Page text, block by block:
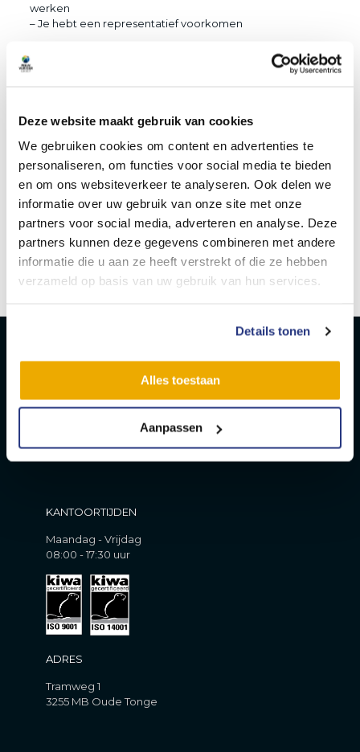
Deze website maakt gebruik van cookies
We gebruiken cookies om content en advertenties te
personaliseren, om functies voor social media te bieden
en om ons websiteverkeer te analyseren. Ook delen we
informatie over uw gebruik van onze site met onze
partners voor social media, adverteren en analyse. Deze
partners kunnen deze gegevens combineren met andere
informatie die u aan ze heeft verstrekt of die ze hebben
verzameld op basis van uw gebruik van hun services.
Details tonen
Alles toestaan
Aanpassen
werken
– Je hebt een representatief voorkomen
Ben je geïnteresseerd? Solliciteer! Of heb je vragen
neem gerust contact op. Stuur jouw sollicitatie met CV
Delen
Sandra Hage
KANTOORTIJDEN
Maandag - Vrijdag
08:00 - 17:30 uur
ADRES
Tramweg 1
3255 MB Oude Tonge